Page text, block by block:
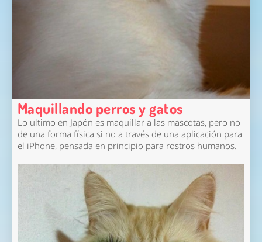
Maquillando perros y gatos
Lo ultimo en Japón es maquillar a las mascotas, pero no
de una forma física si no a través de una aplicación para
el iPhone, pensada en principio para rostros humanos.